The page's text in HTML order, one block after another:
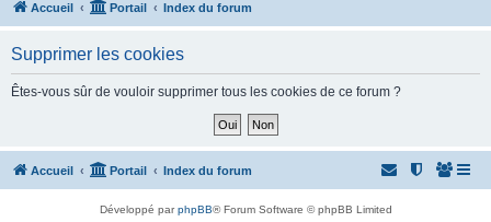
Accueil Portail Index du forum
Supprimer les cookies
Êtes-vous sûr de vouloir supprimer tous les cookies de ce forum ?
Accueil Portail Index du forum
Développé parphpBB® Forum Software © phpBB Limited